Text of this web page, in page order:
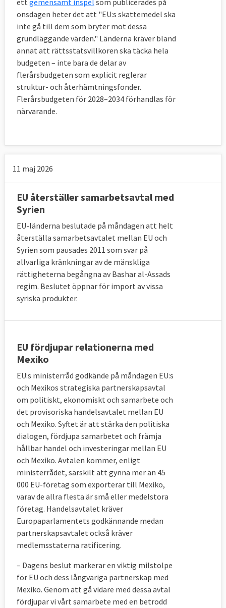
ett gemensamt inspel som publicerades på
onsdagen heter det att "EU:s skattemedel ska
inte gå till dem som bryter mot dessa
grundläggande värden." Länderna kräver bland
annat att rättsstatsvillkoren ska täcka hela
budgeten – inte bara de delar av
flerårsbudgeten som explicit reglerar
struktur- och återhämtningsfonder.
Flerårsbudgeten för 2028–2034 förhandlas för
närvarande.
11 maj 2026
EU återställer samarbetsavtal med
Syrien
EU-länderna beslutade på måndagen att helt
återställa samarbetsavtalet mellan EU och
Syrien som pausades 2011 som svar på
allvarliga kränkningar av de mänskliga
rättigheterna begångna av Bashar al-Assads
regim. Beslutet öppnar för import av vissa
syriska produkter.
EU fördjupar relationerna med
Mexiko
EU:s ministerråd godkände på måndagen EU:s
och Mexikos strategiska partnerskapsavtal
om politiskt, ekonomiskt och samarbete och
det provisoriska handelsavtalet mellan EU
och Mexiko. Syftet är att stärka den politiska
dialogen, fördjupa samarbetet och främja
hållbar handel och investeringar mellan EU
och Mexiko. Avtalen kommer, enligt
ministerrådet, särskilt att gynna mer än 45
000 EU-företag som exporterar till Mexiko,
varav de allra flesta är små eller medelstora
företag. Handelsavtalet kräver
Europaparlamentets godkännande medan
partnerskapsavtalet också kräver
medlemsstaterna ratificering.
– Dagens beslut markerar en viktig milstolpe
för EU och dess långvariga partnerskap med
Mexiko. Genom att gå vidare med dessa avtal
fördjupar vi vårt samarbete med en betrodd